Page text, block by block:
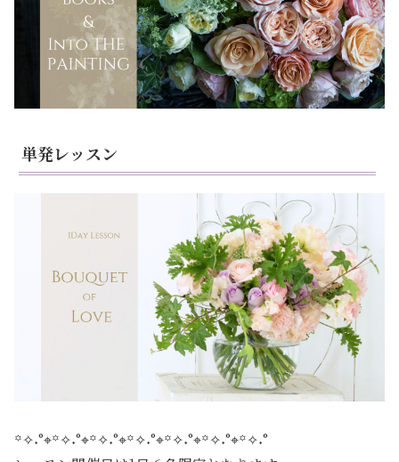
単発レッスン
꙳✧˖°⌖꙳✧˖°⌖꙳✧˖°⌖꙳✧˖°⌖꙳✧˖°⌖꙳✧˖°⌖꙳✧˖°